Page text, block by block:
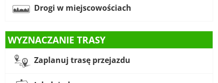
Drogi w miejscowościach
WYZNACZANIE TRASY
Zaplanuj trasę przejazdu